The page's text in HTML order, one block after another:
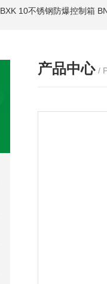
BXK 10不锈钢防爆控制箱
产品中心 /